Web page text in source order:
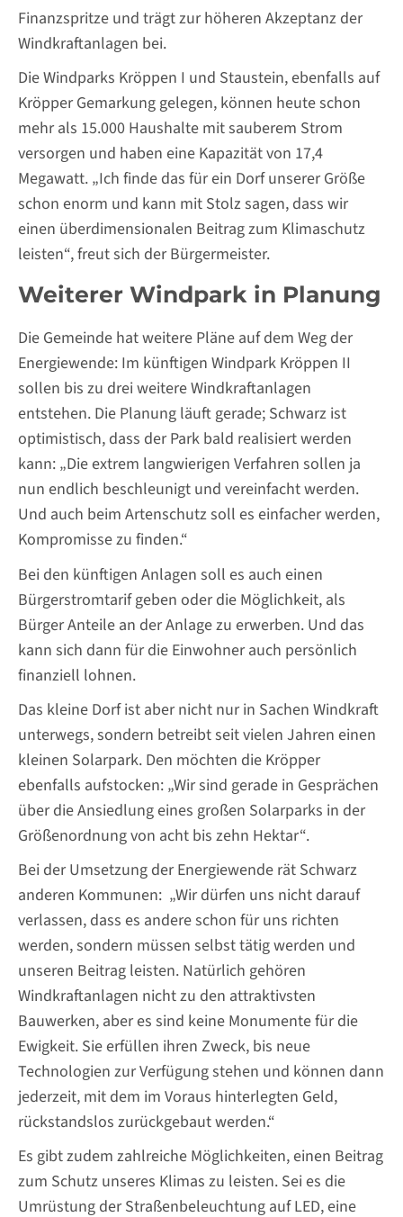
Finanzspritze und trägt zur höheren Akzeptanz der
Windkraftanlagen bei.
Die Windparks Kröppen I und Staustein, ebenfalls auf
Kröpper Gemarkung gelegen, können heute schon
mehr als 15.000 Haushalte mit sauberem Strom
versorgen und haben eine Kapazität von 17,4
Megawatt. „Ich finde das für ein Dorf unserer Größe
schon enorm und kann mit Stolz sagen, dass wir
einen überdimensionalen Beitrag zum Klimaschutz
leisten“, freut sich der Bürgermeister.
Weiterer Windpark in Planung
Die Gemeinde hat weitere Pläne auf dem Weg der
Energiewende: Im künftigen Windpark Kröppen II
sollen bis zu drei weitere Windkraftanlagen
entstehen. Die Planung läuft gerade; Schwarz ist
optimistisch, dass der Park bald realisiert werden
kann: „Die extrem langwierigen Verfahren sollen ja
nun endlich beschleunigt und vereinfacht werden.
Und auch beim Artenschutz soll es einfacher werden,
Kompromisse zu finden.“
Bei den künftigen Anlagen soll es auch einen
Bürgerstromtarif geben oder die Möglichkeit, als
Bürger Anteile an der Anlage zu erwerben. Und das
kann sich dann für die Einwohner auch persönlich
finanziell lohnen.
Das kleine Dorf ist aber nicht nur in Sachen Windkraft
unterwegs, sondern betreibt seit vielen Jahren einen
kleinen Solarpark. Den möchten die Kröpper
ebenfalls aufstocken: „Wir sind gerade in Gesprächen
über die Ansiedlung eines großen Solarparks in der
Größenordnung von acht bis zehn Hektar“.
Bei der Umsetzung der Energiewende rät Schwarz
anderen Kommunen: „Wir dürfen uns nicht darauf
verlassen, dass es andere schon für uns richten
werden, sondern müssen selbst tätig werden und
unseren Beitrag leisten. Natürlich gehören
Windkraftanlagen nicht zu den attraktivsten
Bauwerken, aber es sind keine Monumente für die
Ewigkeit. Sie erfüllen ihren Zweck, bis neue
Technologien zur Verfügung stehen und können dann
jederzeit, mit dem im Voraus hinterlegten Geld,
rückstandslos zurückgebaut werden.“
Es gibt zudem zahlreiche Möglichkeiten, einen Beitrag
zum Schutz unseres Klimas zu leisten. Sei es die
Umrüstung der Straßenbeleuchtung auf LED, eine